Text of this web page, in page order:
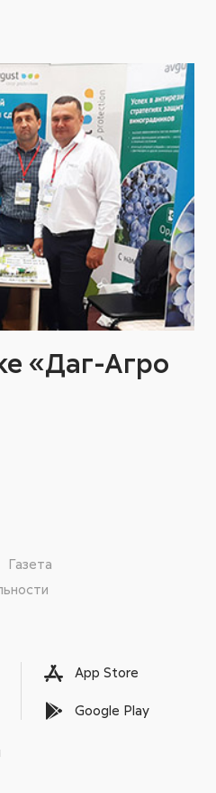
«Даг-Агро
Газета
App Store
Google Play